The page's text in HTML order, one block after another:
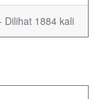
Dilihat 1884 kali